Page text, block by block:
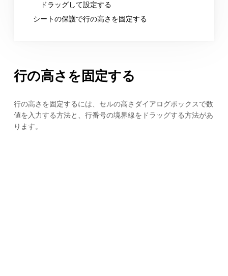
ドラッグして設定する
シートの保護で行の高さを固定する
行の高さを固定する
行の高さを固定するには、セルの高さダイアログボックスで数
値を入力する方法と、行番号の境界線をドラッグする方法があ
ります。